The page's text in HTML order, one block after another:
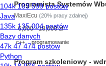
Programista Systemów
MaxiEcu (20% pracy zdalnej)
6,000 - 18,000 zł
c++ programowanie
Program szkoleniowy -